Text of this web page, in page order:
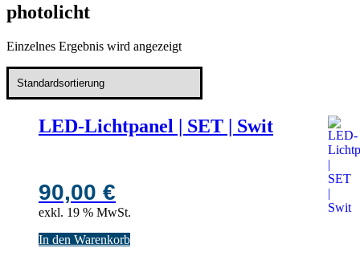
photolicht
Einzelnes Ergebnis wird angezeigt
LED-Lichtpanel | SET | Swit
90,00 €
exkl. 19 % MwSt.
In den Warenkorb